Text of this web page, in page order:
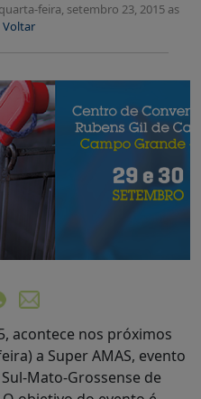
feira, setembro 23, 2015 as
Voltar
acontece nos próximos
a Super AMAS, evento
Mato-Grossense de